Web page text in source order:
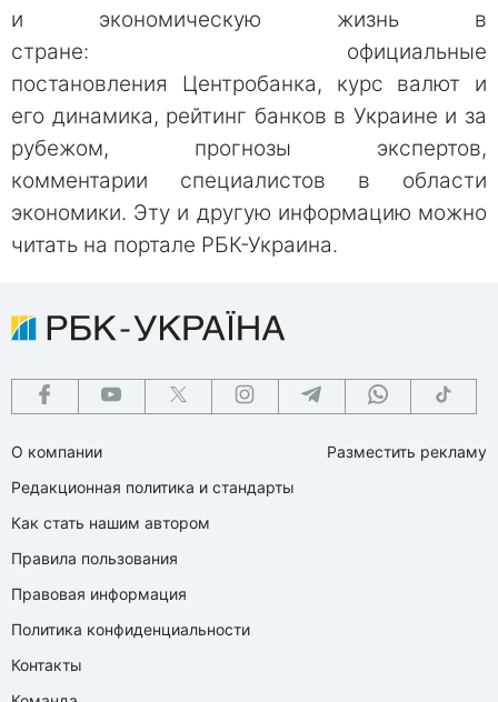
и экономическую жизнь в
стране: официальные
постановления Центробанка, курс валют и
его динамика, рейтинг банков в Украине и за
рубежом, прогнозы экспертов,
комментарии специалистов в области
экономики. Эту и другую информацию можно
читать на портале РБК-Украина.
О компании
Редакционная политика и стандарты
Как стать нашим автором
Правила пользования
Правовая информация
Политика конфиденциальности
Контакты
Разместить рекламу